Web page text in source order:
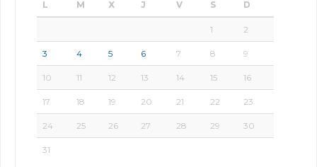
L M X J V S D
1 2
3 4 5 6 7 8 9
10 11 12 13 14 15 16
17 18 19 20 21 22 23
24 25 26 27 28 29 30
31